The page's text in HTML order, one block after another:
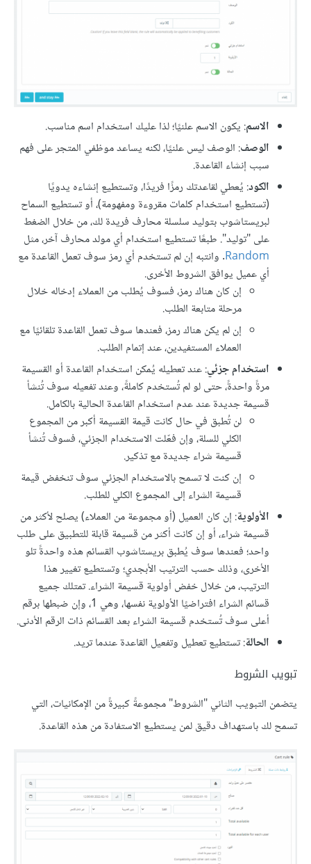
الاسم: يكون الاسم علنيًا؛ لذا عليك استخدام اسم مناسب.
الوصف: الوصف ليس علنيًا، لكنه يساعد موظفي المتجر على فهم
سبب إنشاء القاعدة.
الكود: يُعطي لقاعدتك رمزًا فريدًا، وتستطيع إنشاءه يدويًا
(تستطيع استخدام كلمات مقروءة ومفهومة)، أو تستطيع السماح
لبريستاشوب بتوليد سلسلة محارف فريدة لك، من خلال الضغط
على "توليد". طبعًا تستطيع استخدام أي مولد محارف آخر، مثل
Random. وانتبه إن لم تستخدم أي رمز سوف تعمل القاعدة مع
أي عميل يوافق الشروط الأخرى.
إن كان هناك رمز، فسوف يُطلب من العملاء إدخاله خلال
مرحلة متابعة الطلب.
إن لم يكن هناك رمز، فعندها سوف تعمل القاعدة تلقائيًا مع
العملاء المستفيدين، عند إتمام الطلب.
استخدام جزئي: عند تعطيله يُمكن استخدام القاعدة أو القسيمة
مرةً واحدةً، حتى لو لم تُستخدم كاملةً، وعند تفعيله سوف تُنشأ
قسيمة جديدة عند عدم استخدام القاعدة الحالية بالكامل.
لن تُطبق في حال كانت قيمة القسيمة أكبر من المجموع
الكلي للسلة، وإن فعّلت الاستخدام الجزئي، فسوف تُنشأ
قسيمة شراء جديدة مع تذكير.
إن كنت لا تسمح بالاستخدام الجزئي سوف تنخفض قيمة
قسيمة الشراء إلى المجموع الكلي للطلب.
الأولوية: إن كان العميل (أو مجموعة من العملاء) يصلح لأكثر من
قسيمة شراء، أو إن كانت أكثر من قسيمة قابلة للتطبيق على طلب
واحد؛ فعندها سوف يُطبق بريستاشوب القسائم هذه واحدةً تلو
الأخرى، وذلك حسب الترتيب الأبجدي؛ وتستطيع تغيير هذا
الترتيب، من خلال خفض أولوية قسيمة الشراء. تمتلك جميع
قسائم الشراء افتراضيًا الأولوية نفسها، وهي 1، وإن ضبطها برقم
أعلى سوف تُستخدم قسيمة الشراء بعد القسائم ذات الرقم الأدنى.
الحالة: تستطيع تعطيل وتفعيل القاعدة عندما تريد.
تبويب الشروط
يتضمن التبويب الثاني "الشروط" مجموعةً كبيرةً من الإمكانيات، التي
تسمح لك باستهداف دقيق لمن يستطيع الاستفادة من هذه القاعدة.